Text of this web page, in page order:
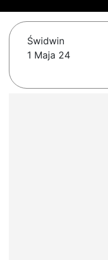
Świdwin
1 Maja 24